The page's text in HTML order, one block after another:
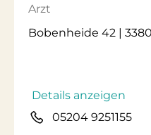
Arzt
Bobenheide 42 |
Details anzeigen
05204 9251155